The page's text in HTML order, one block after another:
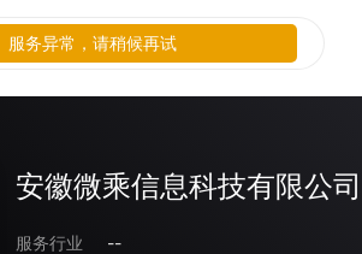
安徽微乘信息科技有限公司
服务行业
--
服务异常，请稍候再试